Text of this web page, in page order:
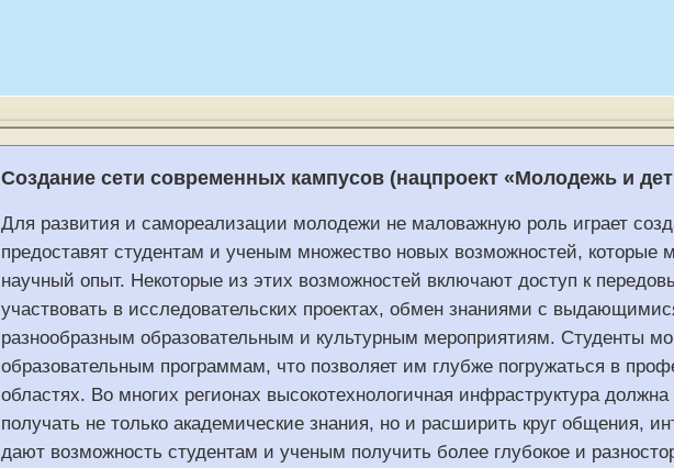
Создание сети современных кампусов (нацпроект «Молодежь и
Для развития и самореализации молодежи не маловажную роль играет
предоставят студентам и ученым множество новых возможностей, которые
научный опыт. Некоторые из этих возможностей включают доступ к
участвовать в исследовательских проектах, обмен знаниями с
разнообразным образовательным и культурным мероприятиям. Студенты
образовательным программам, что позволяет им глубже погружаться в
областях. Во многих регионах высокотехнологичная инфраструктура
получать не только академические знания, но и расширить круг общения,
дают возможность студентам и ученым получить более глубокое и